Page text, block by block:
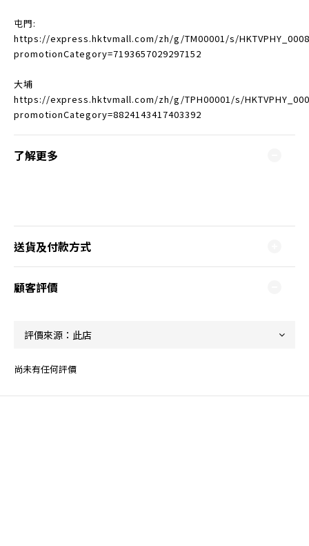
屯門:
https://express.hktvmall.com/zh/g/TM00001/s/
promotionCategory=7193657029297152
大埔
https://express.hktvmall.com/zh/g/TPH00001/s/
promotionCategory=8824143417403392
了解更多
送貨及付款方式
顧客評價
尚未有任何評價